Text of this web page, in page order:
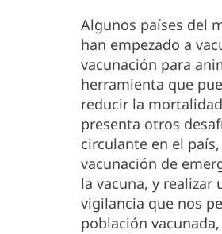
Algunos países del
han empezado a
vacunación para
herramienta que
reducir la
presenta otros
circulante en el
vacunación de
la vacuna, y
vigilancia que nos
población